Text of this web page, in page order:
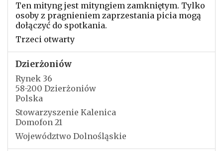
Ten mityng jest mityngiem zamkniętym. Tylko
osoby z pragnieniem zaprzestania picia mogą
dołączyć do spotkania.
Trzeci otwarty
Dzierżoniów
Rynek 36
58-200 Dzierżoniów
Polska
Stowarzyszenie Kalenica
Domofon 21
Województwo Dolnośląskie